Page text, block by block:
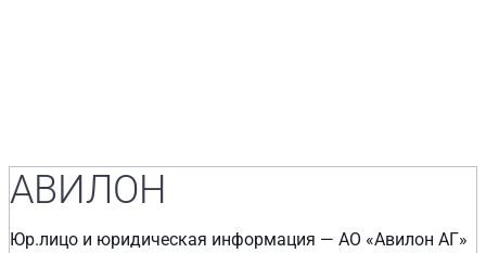
АВИЛОН
Юр.лицо и юридическая информация — АО «Авилон АГ»